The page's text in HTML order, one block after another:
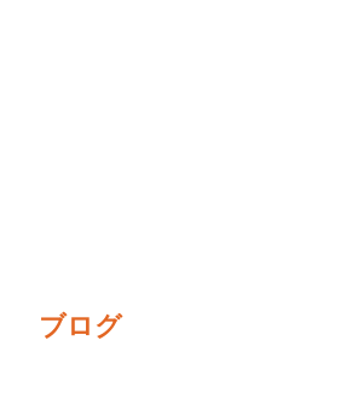
ブログ